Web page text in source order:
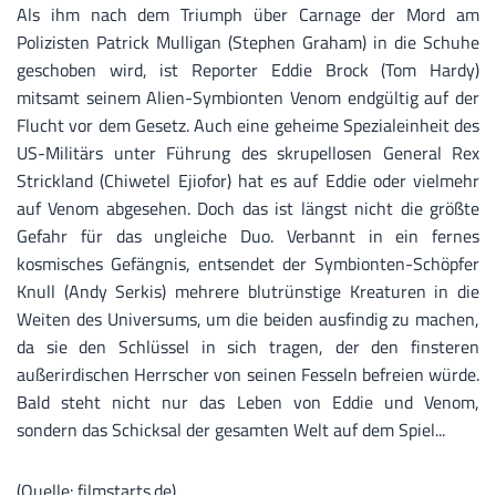
Als ihm nach dem Triumph über Carnage der Mord am
Polizisten Patrick Mulligan (Stephen Graham) in die Schuhe
geschoben wird, ist Reporter Eddie Brock (Tom Hardy)
mitsamt seinem Alien-Symbionten Venom endgültig auf der
Flucht vor dem Gesetz. Auch eine geheime Spezialeinheit des
US-Militärs unter Führung des skrupellosen General Rex
Strickland (Chiwetel Ejiofor) hat es auf Eddie oder vielmehr
auf Venom abgesehen. Doch das ist längst nicht die größte
Gefahr für das ungleiche Duo. Verbannt in ein fernes
kosmisches Gefängnis, entsendet der Symbionten-Schöpfer
Knull (Andy Serkis) mehrere blutrünstige Kreaturen in die
Weiten des Universums, um die beiden ausfindig zu machen,
da sie den Schlüssel in sich tragen, der den finsteren
außerirdischen Herrscher von seinen Fesseln befreien würde.
Bald steht nicht nur das Leben von Eddie und Venom,
sondern das Schicksal der gesamten Welt auf dem Spiel...